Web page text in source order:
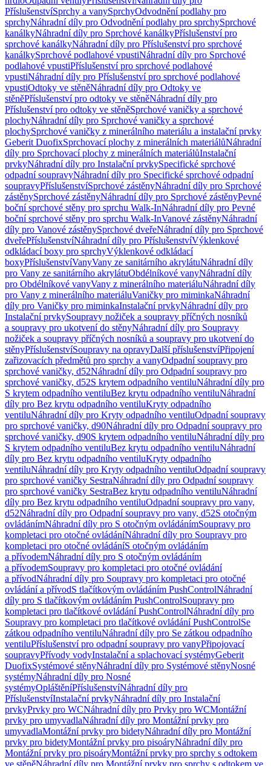
PříslušenstvíSprchy a vanySprchyOdvodnění podlahy pro
sprchyNáhradní díly pro Odvodnění podlahy pro sprchySprchové
kanálkyNáhradní díly pro Sprchové kanálkyPříslušenství pro
sprchové kanálkyNáhradní díly pro Příslušenství pro sprchové
kanálkySprchové podlahové vpustiNáhradní díly pro Sprchové
podlahové vpustiPříslušenství pro sprchové podlahové
vpustiNáhradní díly pro Příslušenství pro sprchové podlahové
vpustiOdtoky ve stěněNáhradní díly pro Odtoky ve
stěněPříslušenství pro odtoky ve stěněNáhradní díly pro
Příslušenství pro odtoky ve stěněSprchové vaničky a sprchové
plochyNáhradní díly pro Sprchové vaničky a sprchové
plochySprchové vaničky z minerálního materiálu a instalační prvky
Geberit DuofixSprchovací plochy z minerálních materiálůNáhradní
díly pro Sprchovací plochy z minerálních materiálůInstalační
prvkyNáhradní díly pro Instalační prvkySpecifické sprchové
odpadní soupravyNáhradní díly pro Specifické sprchové odpadní
soupravyPříslušenstvíSprchové zástěnyNáhradní díly pro Sprchové
zástěnySprchové zástěnyNáhradní díly pro Sprchové zástěnyPevné
boční sprchové stěny pro sprchu Walk-InNáhradní díly pro Pevné
boční sprchové stěny pro sprchu Walk-InVanové zástěnyNáhradní
díly pro Vanové zástěnySprchové dveřeNáhradní díly pro Sprchové
dveřePříslušenstvíNáhradní díly pro PříslušenstvíVýklenkové
odkládací boxy pro sprchyVýklenkové odkládací
boxyPříslušenstvíVanyVany ze sanitárního akrylátuNáhradní díly
pro Vany ze sanitárního akrylátuObdélníkové vanyNáhradní díly
pro Obdélníkové vanyVany z minerálního materiáluNáhradní díly
pro Vany z minerálního materiáluVaničky pro miminkaNáhradní
díly pro Vaničky pro miminkaInstalační prvkyNáhradní díly pro
Instalační prvkySoupravy nožiček a soupravy příčných nosníků
a soupravy pro ukotvení do stěnyNáhradní díly pro Soupravy
nožiček a soupravy příčných nosníků a soupravy pro ukotvení do
stěnyPříslušenstvíSoupravy na opravyDalší příslušenstvíPřipojení
zařizovacích předmětů pro sprchy a vanyOdpadní soupravy pro
sprchové vaničky, d52Náhradní díly pro Odpadní soupravy pro
sprchové vaničky, d52S krytem odpadního ventiluNáhradní díly pro
S krytem odpadního ventiluBez krytu odpadního ventiluNáhradní
díly pro Bez krytu odpadního ventiluKryty odpadního
ventiluNáhradní díly pro Kryty odpadního ventiluOdpadní soupravy
pro sprchové vaničky, d90Náhradní díly pro Odpadní soupravy pro
sprchové vaničky, d90S krytem odpadního ventiluNáhradní díly pro
S krytem odpadního ventiluBez krytu odpadního ventiluNáhradní
díly pro Bez krytu odpadního ventiluKryty odpadního
ventiluNáhradní díly pro Kryty odpadního ventiluOdpadní soupravy
pro sprchové vaničky SestraNáhradní díly pro Odpadní soupravy
pro sprchové vaničky SestraBez krytu odpadního ventiluNáhradní
díly pro Bez krytu odpadního ventiluOdpadní soupravy pro vany,
d52Náhradní díly pro Odpadní soupravy pro vany, d52S otočným
ovládánímNáhradní díly pro S otočným ovládánímSoupravy pro
kompletaci pro otočné ovládáníNáhradní díly pro Soupravy pro
kompletaci pro otočné ovládáníS otočným ovládáním
a přívodemNáhradní díly pro S otočným ovládáním
a přívodemSoupravy pro kompletaci pro otočné ovládání
a přívodNáhradní díly pro Soupravy pro kompletaci pro otočné
ovládání a přívodS tlačítkovým ovládáním PushControlNáhradní
díly pro S tlačítkovým ovládáním PushControlSoupravy pro
kompletaci pro tlačítkové ovládání PushControlNáhradní díly pro
Soupravy pro kompletaci pro tlačítkové ovládání PushControlSe
zátkou odpadního ventiluNáhradní díly pro Se zátkou odpadního
ventiluPříslušenství pro odpadní soupravy pro vanyPřipojovací
soupravyPřívody vodyInstalační a splachovací systémyGeberit
DuofixSystémové stěnyNáhradní díly pro Systémové stěnyNosné
systémyNáhradní díly pro Nosné
systémyOpláštěníPříslušenstvíNáhradní díly pro
PříslušenstvíInstalační prvkyNáhradní díly pro Instalační
prvkyPrvky pro WCNáhradní díly pro Prvky pro WCMontážní
prvky pro umyvadlaNáhradní díly pro Montážní prvky pro
umyvadlaMontážní prvky pro bidetyNáhradní díly pro Montážní
prvky pro bidetyMontážní prvky pro pisoáryNáhradní díly pro
Montážní prvky pro pisoáryMontážní prvky pro sprchy s odtokem
ve stěněNáhradní díly pro Montážní prvky pro sprchy s odtokem ve